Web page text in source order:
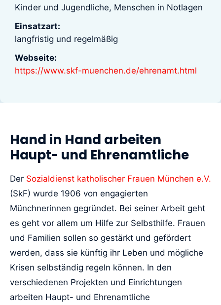
Kinder und Jugendliche, Menschen in Notlagen
Einsatzart:
langfristig und regelmäßig
Webseite:
https://www.skf-muenchen.de/ehrenamt.html
Hand in Hand arbeiten
Haupt- und Ehrenamtliche
Der Sozialdienst katholischer Frauen München e.V.
(SkF) wurde 1906 von engagierten
Münchnerinnen gegründet. Bei seiner Arbeit geht
es geht vor allem um Hilfe zur Selbsthilfe. Frauen
und Familien sollen so gestärkt und gefördert
werden, dass sie künftig ihr Leben und mögliche
Krisen selbständig regeln können. In den
verschiedenen Projekten und Einrichtungen
arbeiten Haupt- und Ehrenamtliche